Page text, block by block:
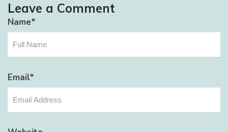
Leave a Comment
Name*
Email*